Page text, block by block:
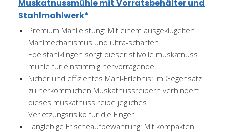
Muskatnussmühle mit Vorratsbehälter und
Stahlmahlwerk*
Premium Mahlleistung: Mit einem ausgeklügelten
Mahlmechanismus und ultra-scharfen
Edelstahlklingen sorgt dieser stilvolle muskatnuss
mühle für einstimmig hervorragende...
Sicher und effizientes Mahl-Erlebnis: Im Gegensatz
zu herkömmlichen Muskatnussreibern verhindert
dieses muskatnuss reibe jegliches
Verletzungsrisiko für die Finger...
Langlebige Frischeaufbewahrung: Mit kompakten